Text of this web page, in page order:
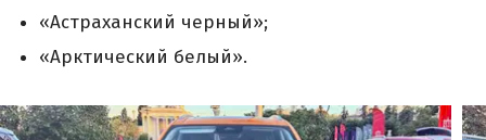
«Астраханский черный»;
«Арктический белый».